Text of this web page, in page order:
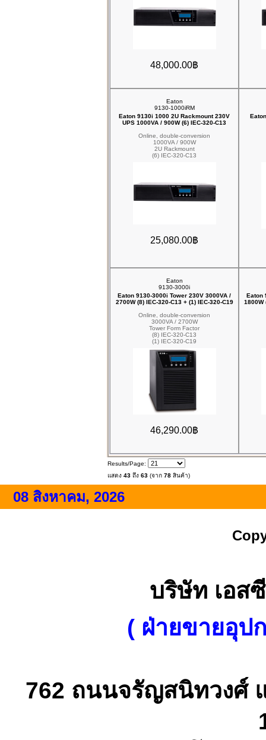
48,000.00฿
Eaton
9130-1000iRM
Eaton 9130i 1000 2U Rackmount 230V
UPS 1000VA / 900W (6) IEC-320-C13
Online, double-conversion
1000VA / 900W
2U Rackmount
(6) IEC-320-C13
25,080.00฿
Eaton
9130-3000i
Eaton 9130-3000i Tower 230V 3000VA /
2700W (8) IEC-320-C13 + (1) IEC-320-C19
Online, double-conversion
3000VA / 2700W
Tower Form Factor
(8) IEC-320-C13
(1) IEC-320-C19
46,290.00฿
Eaton
1800W
Results/Page:
แสดง 43 ถึง 63 (จาก 78 สินค้า)
08 สิงหาคม, 2026
บริษัท เอส
( ฝ่ายขายอุป
762 ถนนจรัญสนิทวงศ์